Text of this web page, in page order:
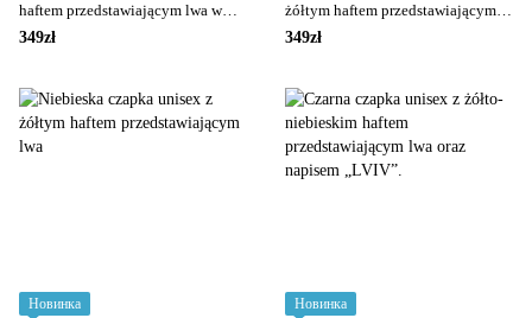
haftem przedstawiającym lwa w
koronie.
349zł
żółtym haftem przedstawiającym
lwa
349zł
Новинка Новинка